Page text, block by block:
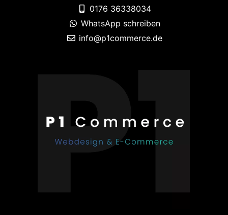
0176 36338034
WhatsApp schreiben
info@p1commerce.de